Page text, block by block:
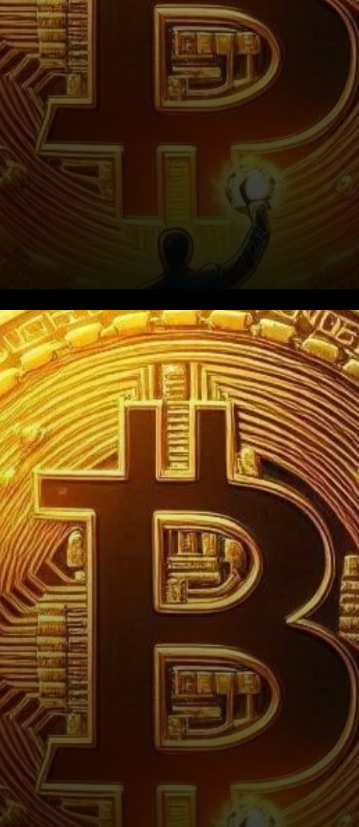
Les récentes fluctuations du
prix du Bitcoin ont suscité à la
fois inquiétude et optimisme
au sein de la communauté…